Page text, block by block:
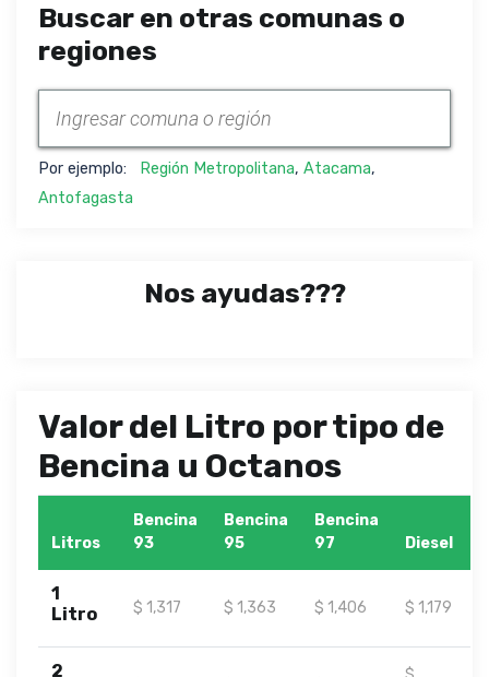
Buscar en otras comunas o
regiones
Por ejemplo: Región Metropolitana, Atacama,
Antofagasta
Nos ayudas???
Valor del Litro por tipo de
Bencina u Octanos
Litros
Bencina
93
Bencina
95
Bencina
97
Diesel
1
Litro
$ 1,317 $ 1,363 $ 1,406 $ 1,179
2